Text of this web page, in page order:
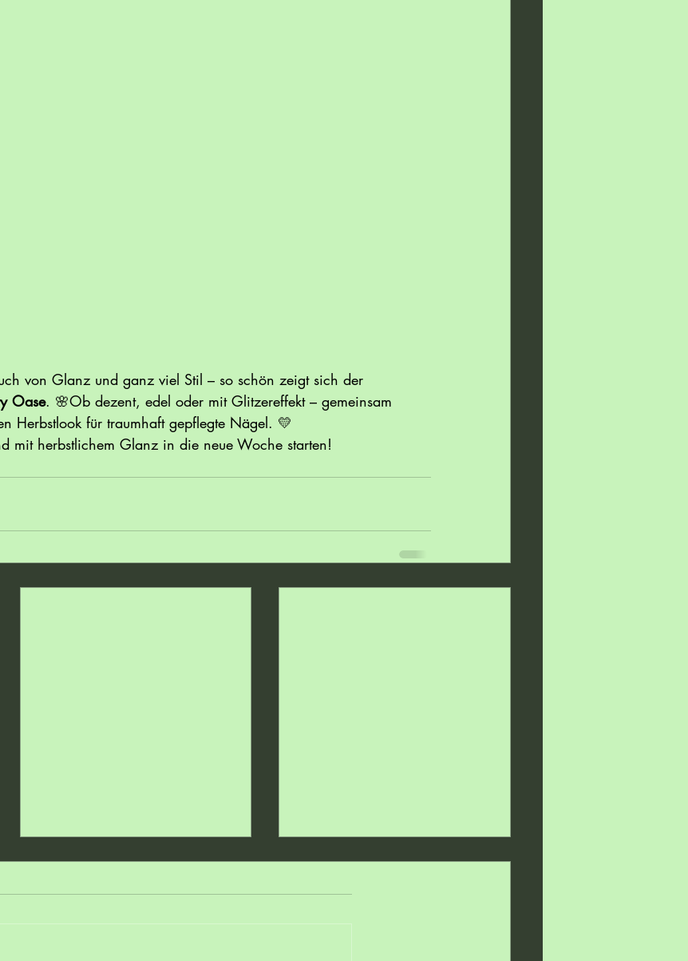
von Glanz und ganz viel Stil – so schön zeigt sich der
Oase. 🌸Ob dezent, edel oder mit Glitzereffekt – gemeinsam
Herbstlook für traumhaft gepflegte Nägel. 💛
mit herbstlichem Glanz in die neue Woche starten!